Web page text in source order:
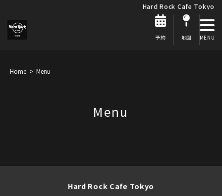
Hard Rock Cafe Tokyo
予約 地図
Home Menu
Menu
Hard Rock Cafe Tokyo